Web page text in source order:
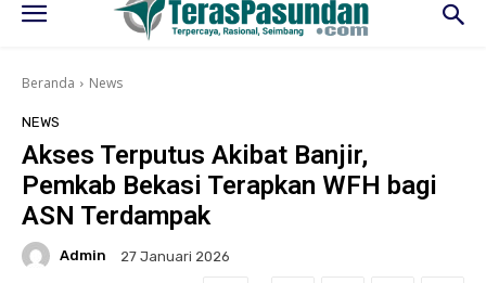
Beranda News
NEWS
Akses Terputus Akibat Banjir,
Pemkab Bekasi Terapkan WFH bagi
ASN Terdampak
Admin 27 Januari 2026